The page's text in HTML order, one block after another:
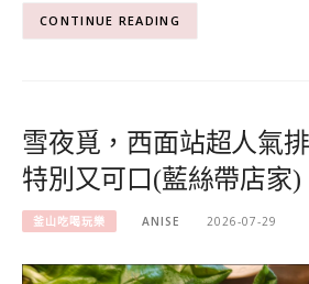
CONTINUE READING
雪夜覓，西面站超人氣
特別又可口(藍絲帶店家)
釜山吃喝玩樂 ANISE 2026-07-29